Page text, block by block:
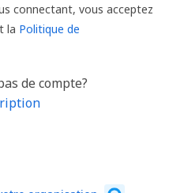
connectant, vous acceptez
la Politique de
de compte?